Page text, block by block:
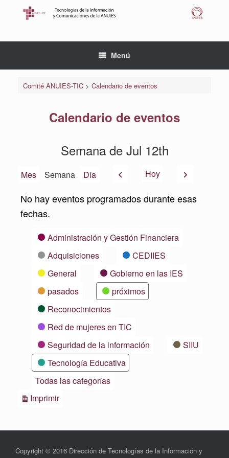
Menú
Comité ANUIES-TIC> Calendario de eventos
Calendario de eventos
Semana de Jul 12th
Mes Semana Día AnteriorHoy Siguiente
No hay eventos programados durante esas
fechas.
CategoríasAdministración y Gestión Financiera
Adquisiciones
CEDIIES
General
Gobierno en las IES
pasados
próximos
Reconocimientos
Red de mujeres en TIC
Seguridad de la información
SIIU
Tecnología Educativa
Todas las categorías
ImprimirVistas
Copyright © 2016 Dirección de Tecnologías de la Información y